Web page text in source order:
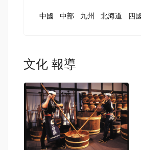
中國 中部 九州 北海道 四國
文化 報導